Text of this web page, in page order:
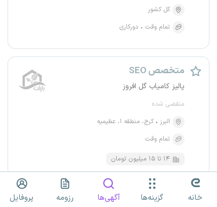
کل کشور
تمام وقت
دورکاری
متخصص SEO
پالیز کامیاب گل افروز
منقضی شده
البرز
کرج، منطقه ۱، عظیمیه
تمام وقت
۱۴ تا ۱۵ میلیون تومان
کارآموز و متخصص SEO خانه گزینه‌ها آگهی‌ها رزومه پروفایل